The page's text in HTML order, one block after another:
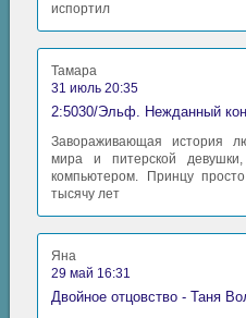
испортил
Тамара
31 июль 20:35
2:5030/Эльф. Нежданный
Завораживающая история
мира и питерской
компьютером. Принцу
тысячу лет
Яна
29 май 16:31
Двойное отцовство - Таня